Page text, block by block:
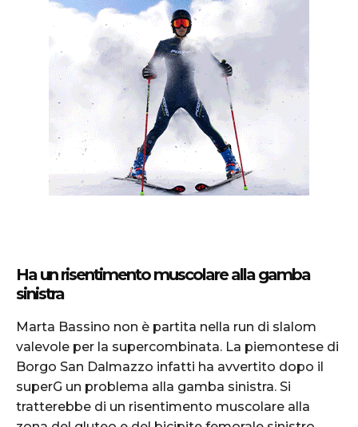
Ha un risentimento muscolare alla gamba
sinistra
Marta Bassino non è partita nella run di slalom
valevole per la supercombinata. La piemontese di
Borgo San Dalmazzo infatti ha avvertito dopo il
superG un problema alla gamba sinistra. Si
tratterebbe di un risentimento muscolare alla